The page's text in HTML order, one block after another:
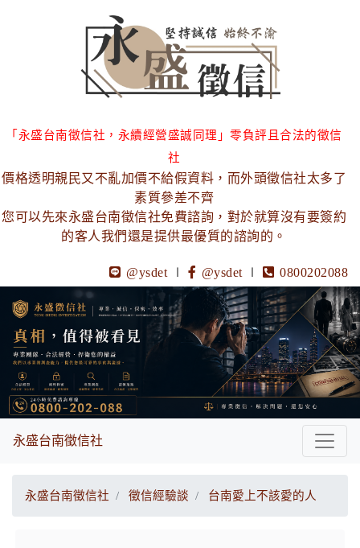
「永盛台南徵信社，永續經營盛誠同理」零負評且合法的徵信
社
價格透明親民又不亂加價不給假資料，而外頭徵信社太多了
素質參差不齊
您可以先來永盛台南徵信社免費諮詢，對於就算沒有要簽約
的客人我們還是提供最優質的諮詢的。
@ysdet ∣ @ysdet ∣ 0800202088
永盛台南徵信社
永盛台南徵信社 徵信經驗談 台南愛上不該愛的人